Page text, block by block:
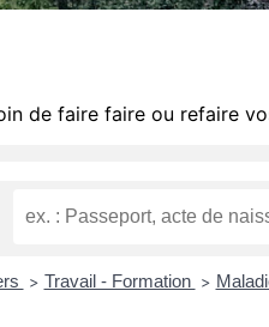
de faire faire ou refaire
> Travail - Formation >